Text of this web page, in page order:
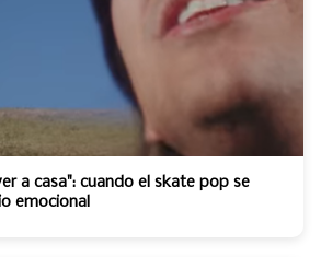
a casa": cuando el skate pop se
emocional